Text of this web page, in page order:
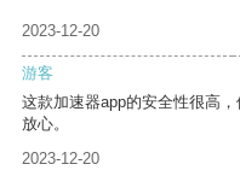
2023-12-20
游客
这款加速器app的安全性很高
放心。
2023-12-20